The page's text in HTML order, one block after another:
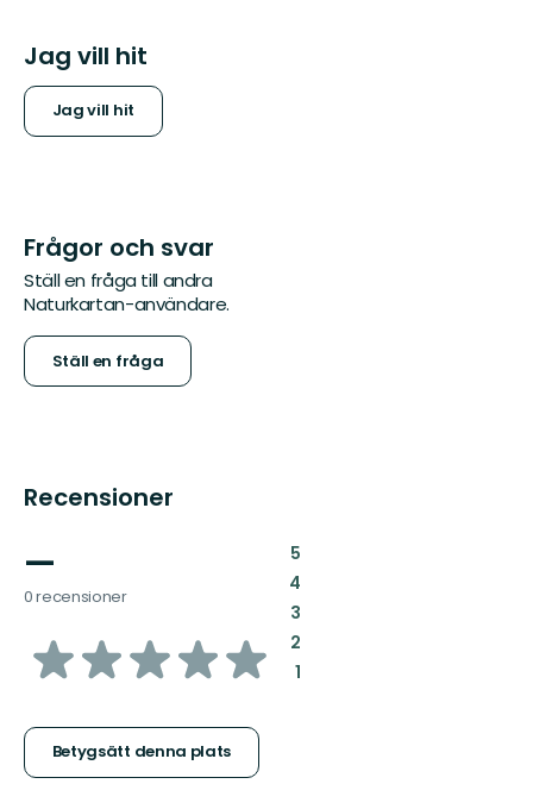
Jag vill hit
Jag vill hit
Frågor och svar
Ställ en fråga till andra
Naturkartan-användare.
Ställ en fråga
Recensioner
—
0 recensioner
av
stjärnor
Betygsätt denna plats
5:
4:
3:
2:
1: